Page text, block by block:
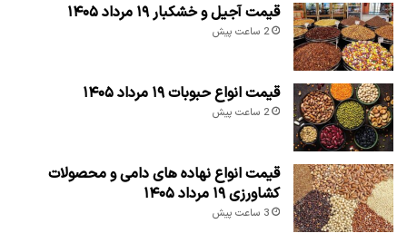
قیمت آجیل و خشکبار ۱۹ مرداد ۱۴۰۵
2 ساعت پیش
قیمت انواع حبوبات ۱۹ مرداد ۱۴۰۵
2 ساعت پیش
قیمت انواع نهاده های دامی و محصولات
کشاورزی ۱۹ مرداد ۱۴۰۵
3 ساعت پیش